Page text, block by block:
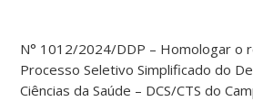
N° 1012/2024/DDP – Homologar o
Processo Seletivo Simplificado do
Ciências da Saúde – DCS/CTS do